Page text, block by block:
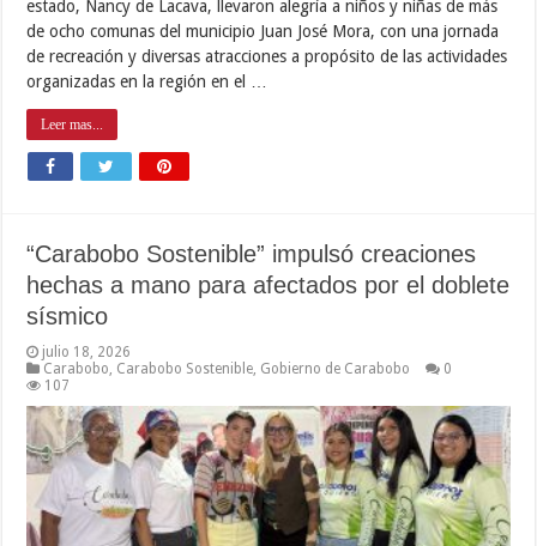
estado, Nancy de Lacava, llevaron alegría a niños y niñas de más
de ocho comunas del municipio Juan José Mora, con una jornada
de recreación y diversas atracciones a propósito de las actividades
organizadas en la región en el …
Leer mas...
“Carabobo Sostenible” impulsó creaciones
hechas a mano para afectados por el doblete
sísmico
julio 18, 2026
Carabobo, Carabobo Sostenible, Gobierno de Carabobo
0
107